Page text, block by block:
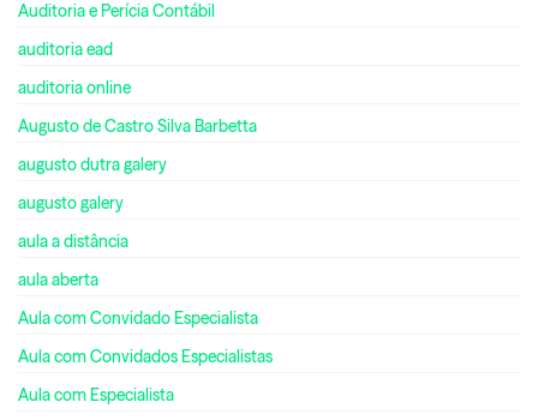
Auditoria e Perícia Contábil
auditoria ead
auditoria online
Augusto de Castro Silva Barbetta
augusto dutra galery
augusto galery
aula a distância
aula aberta
Aula com Convidado Especialista
Aula com Convidados Especialistas
Aula com Especialista